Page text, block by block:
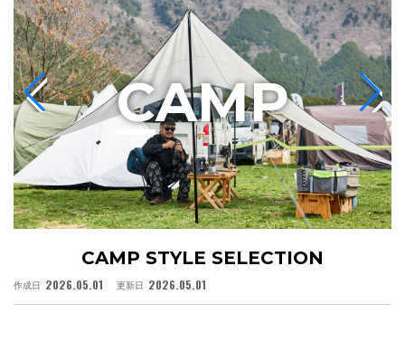
CAMP STYLE SELECTION
作成日 2026.05.01 更新日 2026.05.01
CAMP